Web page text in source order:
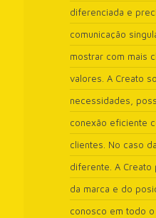
diferenciada e
comunicação
mostrar com mais
valores. A Creato
necessidades,
conexão eficiente
clientes. No caso
diferente. A Creato
da marca e do
conosco em todo